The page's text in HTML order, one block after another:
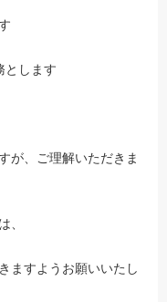
します
が、ご理解いただきま
、
ますようお願いいたし